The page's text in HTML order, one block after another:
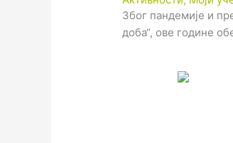
Због пандемије и
доба“, ове године